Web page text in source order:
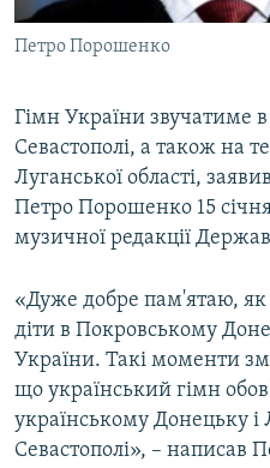
СВІДЧЕННЯ ОКУПАЦІЇ
УКРАЇНСЬКА ПРОБЛЕМА КРИМУ
Qırımtatar
Усі сайти RFE/RL
Петро Порошенко
Гімн України звучатиме
Севастополі, а також на
Луганської області,
Петро Порошенко 15
музичної редакції
«Дуже добре пам'ятаю,
діти в Покровському
України. Такі моменти
що український гімн
українському Донецьку і
Севастополі», – написав